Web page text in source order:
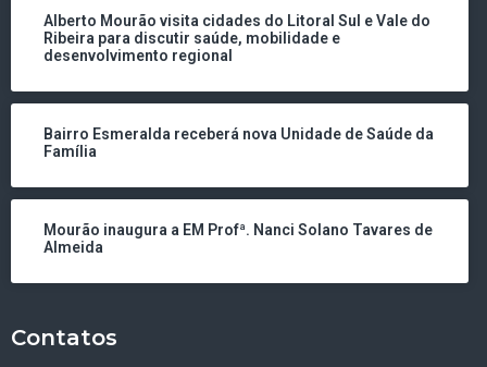
Alberto Mourão visita cidades do Litoral Sul e Vale do
Ribeira para discutir saúde, mobilidade e
desenvolvimento regional
Bairro Esmeralda receberá nova Unidade de Saúde da
Família
Mourão inaugura a EM Profª. Nanci Solano Tavares de
Almeida
Contatos